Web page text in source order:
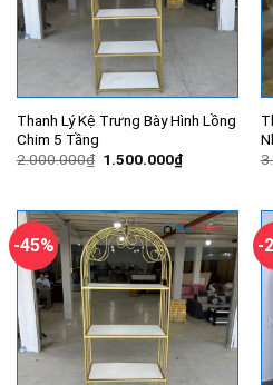
Thanh Lý Kệ Trưng Bày Hình Lồng
Chim 5 Tầng
2.000.000₫ Giá
1.500.000₫Giá
hiện
1.500.000₫.
-45% -